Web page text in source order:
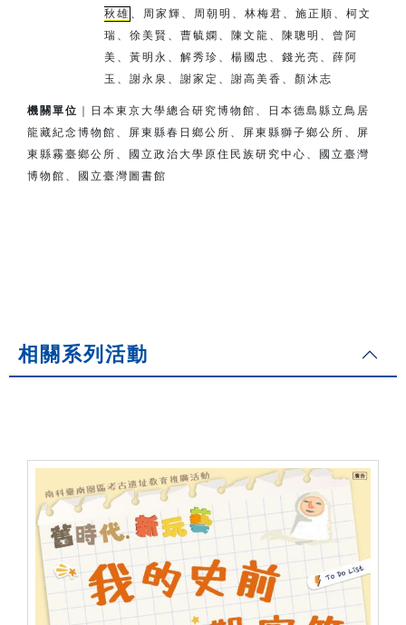
秋雄 、周家輝、周朝明、林梅君、施正順、柯文
瑞、徐美賢、曹毓嫻、陳文龍、陳聰明、曾阿
美、 黃明永、解秀珍、楊國忠、錢光亮、薛阿
玉、謝永泉、謝家定、 謝高美香、顏沐志
機關單位
｜日本東京大學總合研究博物館、日本德島縣立鳥居
龍藏紀念博物館、 屏東縣春日鄉公所、屏東縣獅子鄉公所、 屏
東縣霧臺鄉公所、
國立政治大學原住民族研究中心、國立臺灣
博物館、國立臺灣圖書館
相關系列活動